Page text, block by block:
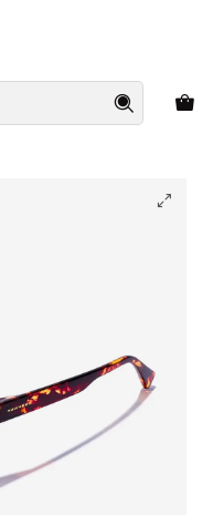
que la oferta termine!
de Sol
One Ls Rodeo